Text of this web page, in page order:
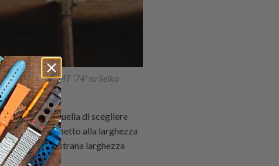
Gunny X MT '74' su Seiko
è quella di scegliere
in acciaio) rispetto alla larghezza
con la strana larghezza